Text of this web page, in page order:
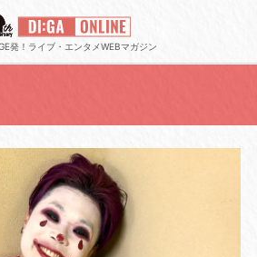
発！ライブ・エンタメWEBマガジン